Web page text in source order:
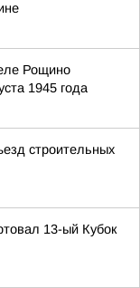
Рощино
1945 года
строительных
13-ый Кубок